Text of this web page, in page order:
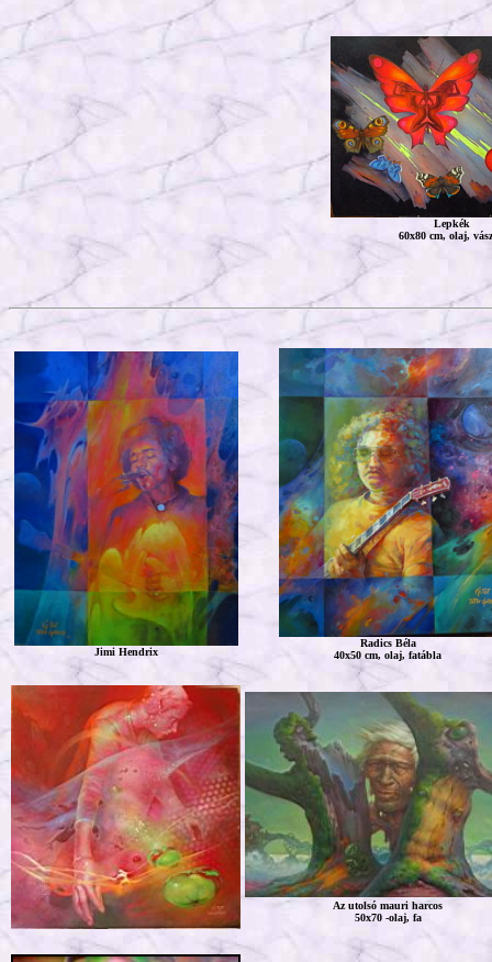
Lepkék
60x80 cm, olaj,
Jimi Hendrix
Radics Béla
40x50 cm, olaj, fatábla
Az utolsó mauri harcos
50x70 -olaj, fa